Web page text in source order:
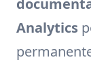
Analytics